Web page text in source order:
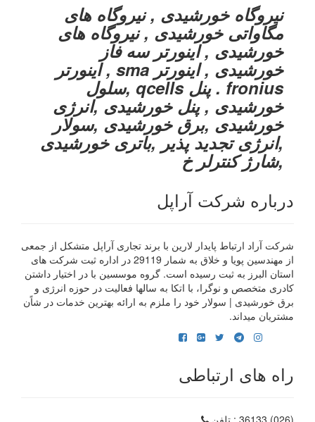
نیروگاه خورشیدی , نیروگاه های
مگاواتی خورشیدی , نیروگاه های
خورشیدی , اینورتر سه فاز
خورشیدی , اینورتر sma , اینورتر
fronius . پنل qcells ,سلول
خورشیدی , پنل خورشیدی ,انرژی
خورشیدی ,برق خورشیدی ,سولار
,انرژی تجدید پذیر ,باتری خورشیدی
,شارژ کنترلر خ
درباره شرکت آراپل
شرکت آراد ارتباط پایدار لارین با برند تجاری آراپل متشکل از جمعی
از مهندسین پویا و خلاق به شمار 29119 در اداره ثبت شرکت های
استان البرز به ثبت رسیده است. گروه موسسین با در اختیار داشتن
کادری متخصص و نوگرا، با اتکا به سالها فعالیت در حوزه انرژی و
برق خورشیدی | سولار خود را ملزم به ارائه بهترین خدمات در شاًن
مشتریان میداند.
راه های ارتباطی
(026) 36133 : تلفن